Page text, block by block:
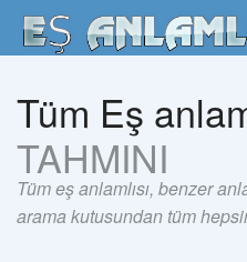
Tüm Eş
TAHMINI
Tüm eş anlamlısı, benzer
arama kutusundan tüm